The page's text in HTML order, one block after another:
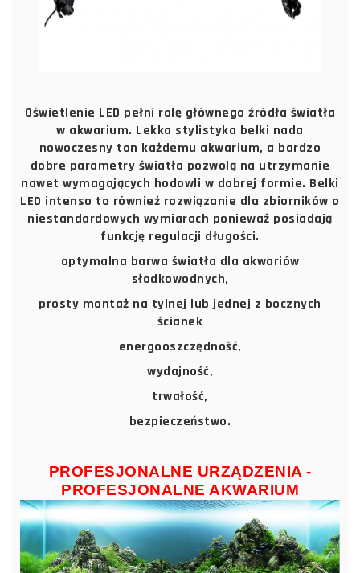
Oświetlenie LED pełni rolę głównego źródła światła
w akwarium. Lekka stylistyka belki nada
nowoczesny ton każdemu akwarium, a bardzo
dobre parametry światła pozwolą na utrzymanie
nawet wymagających hodowli w dobrej formie. Belki
LED intenso to również rozwiązanie dla zbiorników o
niestandardowych wymiarach ponieważ posiadają
funkcję regulacji długości.
optymalna barwa światła dla akwariów
słodkowodnych,
prosty montaż na tylnej lub jednej z bocznych
ścianek
energooszczędność,
wydajność,
trwałość,
bezpieczeństwo.
PROFESJONALNE URZĄDZENIA -
PROFESJONALNE AKWARIUM